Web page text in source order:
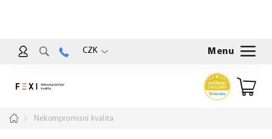
CZK
DomůNekompromisní kvalita